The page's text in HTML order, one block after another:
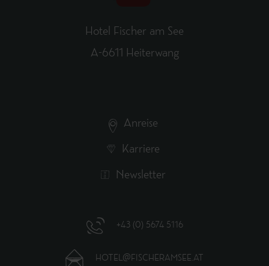
Hotel Fischer am See
A-6611 Heiterwang
Anreise
Karriere
Newsletter
+43 (0) 5674 5116
HOTEL@FISCHERAMSEE.AT